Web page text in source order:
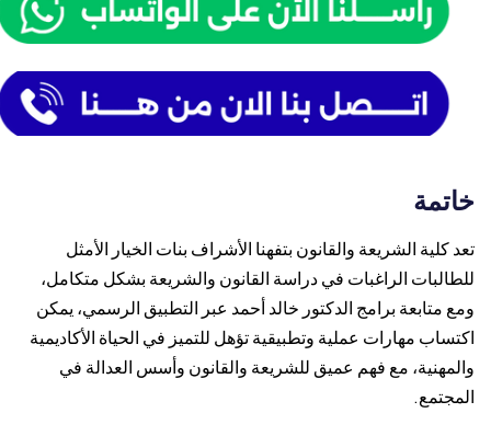
خاتمة
تعد كلية الشريعة والقانون بتفهنا الأشراف بنات الخيار الأمثل
للطالبات الراغبات في دراسة القانون والشريعة بشكل متكامل،
ومع متابعة برامج الدكتور خالد أحمد عبر التطبيق الرسمي، يمكن
اكتساب مهارات عملية وتطبيقية تؤهل للتميز في الحياة الأكاديمية
والمهنية، مع فهم عميق للشريعة والقانون وأسس العدالة في
المجتمع.